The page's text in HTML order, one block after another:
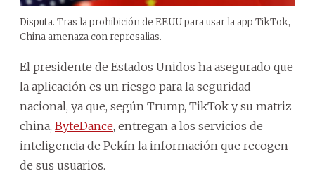
Disputa. Tras la prohibición de EEUU para usar la app TikTok,
China amenaza con represalias.
El presidente de Estados Unidos ha asegurado que
la aplicación es un riesgo para la seguridad
nacional, ya que, según Trump, TikTok y su matriz
china, ByteDance, entregan a los servicios de
inteligencia de Pekín la información que recogen
de sus usuarios.